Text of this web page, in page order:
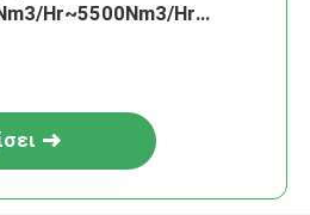
Hr~5500Nm3/Hr